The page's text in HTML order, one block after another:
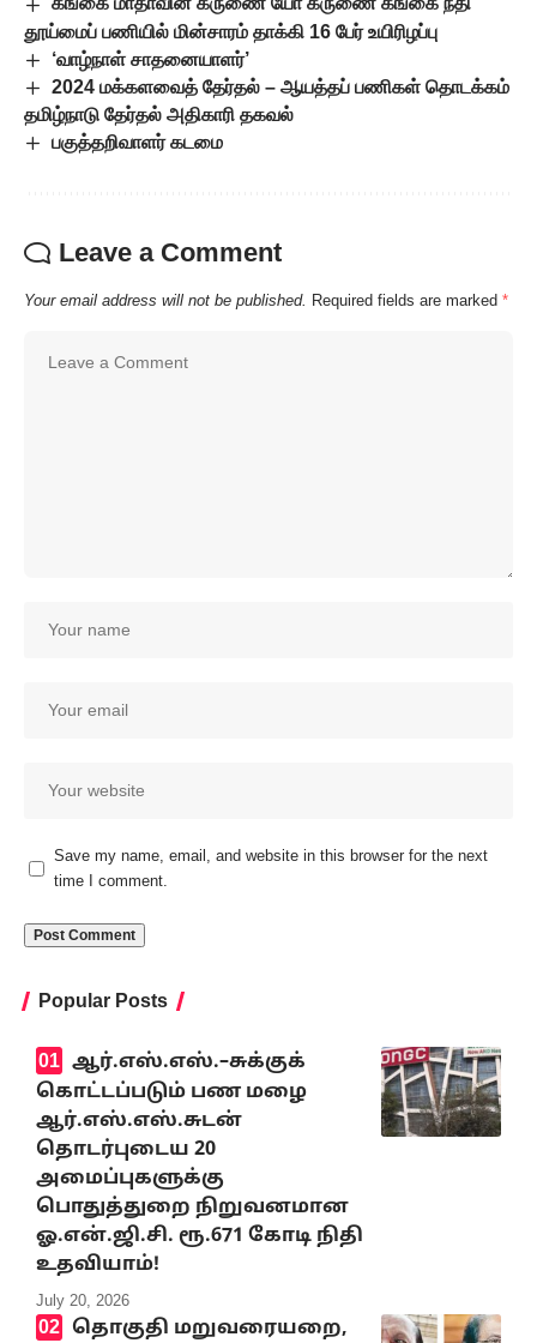
தூய்மைப் பணியில் மின்சாரம் தாக்கி 16 பேர் உயிரிழப்பு
‘வாழ்நாள் சாதனையாளர்’
2024 மக்களவைத் தேர்தல் – ஆயத்தப் பணிகள் தொடக்கம்
தமிழ்நாடு தேர்தல் அதிகாரி தகவல்
பகுத்தறிவாளர் கடமை
Leave a Comment
Your email address will not be published. Required fields are marked *
Save my name, email, and website in this browser for the next
time I comment.
Popular Posts
ஆர்.எஸ்.எஸ்.–சுக்குக்
கொட்டப்படும் பண மழை
ஆர்.எஸ்.எஸ்.சுடன்
தொடர்புடைய 20
அமைப்புகளுக்கு
பொதுத்துறை நிறுவனமான
ஓ.என்.ஜி.சி. ரூ.671 கோடி நிதி
உதவியாம்!
July 20, 2026
தொகுதி மறுவரையறை,